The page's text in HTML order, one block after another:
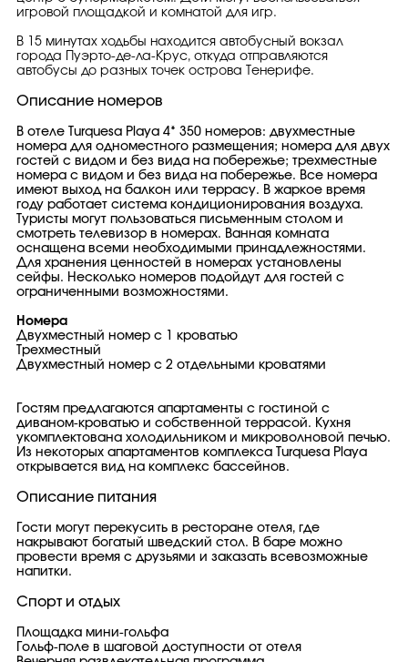
игровой площадкой и комнатой для игр.
В 15 минутах ходьбы находится автобусный вокзал
города Пуэрто-де-ла-Крус, откуда отправляются
автобусы до разных точек острова Тенерифе.
Описание номеров
В отеле Turquesa Playa 4* 350 номеров: двухместные
номера для одноместного размещения; номера для двух
гостей с видом и без вида на побережье; трехместные
номера с видом и без вида на побережье. Все номера
имеют выход на балкон или террасу. В жаркое время
году работает система кондиционирования воздуха.
Туристы могут пользоваться письменным столом и
смотреть телевизор в номерах. Ванная комната
оснащена всеми необходимыми принадлежностями.
Для хранения ценностей в номерах установлены
сейфы. Несколько номеров подойдут для гостей с
ограниченными возможностями.
Номера
Двухместный номер с 1 кроватью
Трехместный
Двухместный номер с 2 отдельными кроватями
Гостям предлагаются апартаменты с гостиной с
диваном-кроватью и собственной террасой. Кухня
укомплектована холодильником и микроволновой печью.
Из некоторых апартаментов комплекса Turquesa Playa
открывается вид на комплекс бассейнов.
Описание питания
Гости могут перекусить в ресторане отеля, где
накрывают богатый шведский стол. В баре можно
провести время с друзьями и заказать всевозможные
напитки.
Спорт и отдых
Площадка мини-гольфа
Гольф-поле в шаговой доступности от отеля